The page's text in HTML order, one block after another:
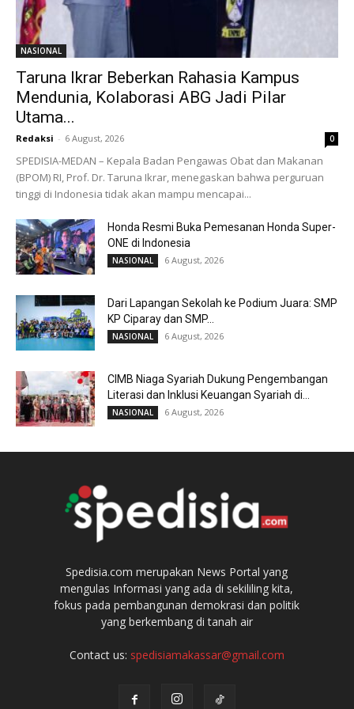
NASIONAL
Taruna Ikrar Beberkan Rahasia Kampus
Mendunia, Kolaborasi ABG Jadi Pilar
Utama...
Redaksi - 6 August, 2026 0
SPEDISIA-MEDAN – Kepala Badan Pengawas Obat dan Makanan
(BPOM) RI, Prof. Dr. Taruna Ikrar, menegaskan bahwa perguruan
tinggi di Indonesia tidak akan mampu mencapai...
Honda Resmi Buka Pemesanan Honda Super-
ONE di Indonesia
NASIONAL 6 August, 2026
Dari Lapangan Sekolah ke Podium Juara: SMP
KP Ciparay dan SMP...
NASIONAL 6 August, 2026
CIMB Niaga Syariah Dukung Pengembangan
Literasi dan Inklusi Keuangan Syariah di...
NASIONAL 6 August, 2026
Spedisia.com merupakan News Portal yang
mengulas Informasi yang ada di sekililing kita,
fokus pada pembangunan demokrasi dan politik
yang berkembang di tanah air
Contact us: spedisiamakassar@gmail.com